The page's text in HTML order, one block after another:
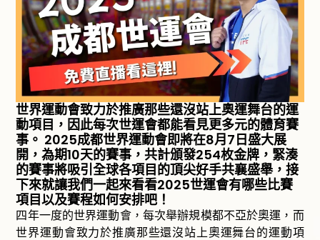
世界運動會致力於推廣那些還沒站上奧運舞台的運
動項目，因此每次世運會都能看見更多元的體育賽
事。 2025成都世界運動會即將在8月7日盛大展
開，為期10天的賽事，共計頒發254枚金牌，緊湊
的賽事將吸引全球各項目的頂尖好手共襄盛舉，接
下來就讓我們一起來看看2025世運會有哪些比賽
項目以及賽程如何安排吧！
四年一度的世界運動會，每次舉辦規模都不亞於奧運，而
世界運動會致力於推廣那些還沒站上奧運舞台的運動項